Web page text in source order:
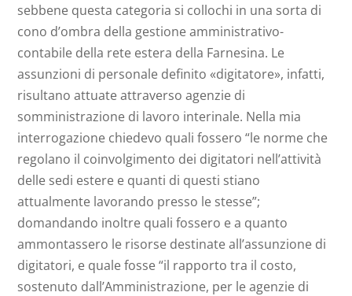
sebbene questa categoria si collochi in una sorta di
cono d’ombra della gestione amministrativo-
contabile della rete estera della Farnesina. Le
assunzioni di personale definito «digitatore», infatti,
risultano attuate attraverso agenzie di
somministrazione di lavoro interinale. Nella mia
interrogazione chiedevo quali fossero “le norme che
regolano il coinvolgimento dei digitatori nell’attività
delle sedi estere e quanti di questi stiano
attualmente lavorando presso le stesse”;
domandando inoltre quali fossero e a quanto
ammontassero le risorse destinate all’assunzione di
digitatori, e quale fosse “il rapporto tra il costo,
sostenuto dall’Amministrazione, per le agenzie di